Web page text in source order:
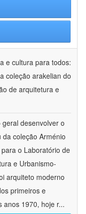
e cultura para todos:
coleção arakelian do
de arquitetura e
desenvolver o
coleção Arménio
o Laboratório de
e Urbanismo-
arquiteto moderno
primeiros e
anos 1970, hoje r...